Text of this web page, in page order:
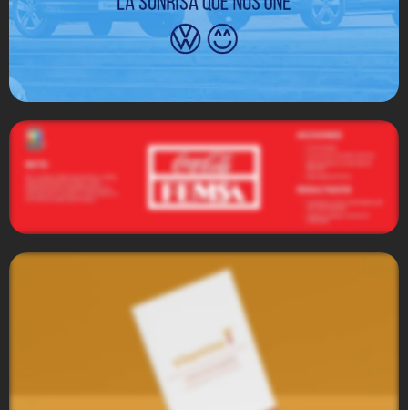
Volkswagen
Coca - Cola